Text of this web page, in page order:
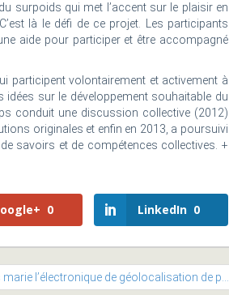
surpoids qui met l’accent sur le plaisir en
là le défi de ce projet. Les participants
aide pour participer et être accompagné
participent volontairement et activement à
sur le développement souhaitable du
conduit une discussion collective (2012)
originales et enfin en 2013, a poursuivi
savoirs et de compétences collectives. +
0 LinkedIn 0